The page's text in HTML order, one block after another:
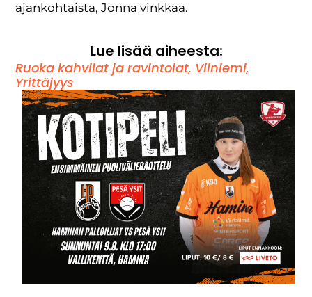
ajankohtaista, Jonna vinkkaa.
Lue lisää aiheesta:
Ruoka kahvilat ja ravintolat, Vilniemi,
Yrittäjyys